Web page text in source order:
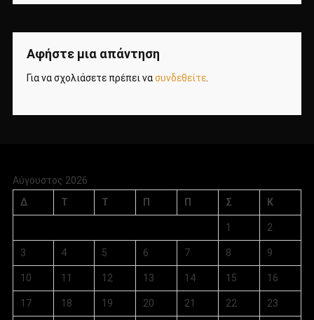
Αφήστε μια απάντηση
Για να σχολιάσετε πρέπει νασυνδεθείτε.
Αύγουστος 2026
Δ
Τ Τ Π Π Σ Κ
1 2
3 4 5 6 7 8 9
10 11 12 13 14 15 16
17 18 19 20 21 22 23